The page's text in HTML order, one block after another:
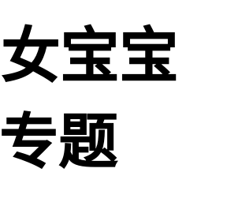
宝宝
题